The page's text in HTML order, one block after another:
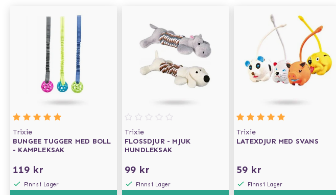
Trixie
BUNGEE TUGGER MED BOLL
- KAMPLEKSAK
119 kr
Finns i Lager
Trixie
FLOSSDJUR - MJUK
HUNDLEKSAK
99 kr
Finns i Lager
Trixie
LATEXDJUR MED SVANS
59 kr
Finns i Lager